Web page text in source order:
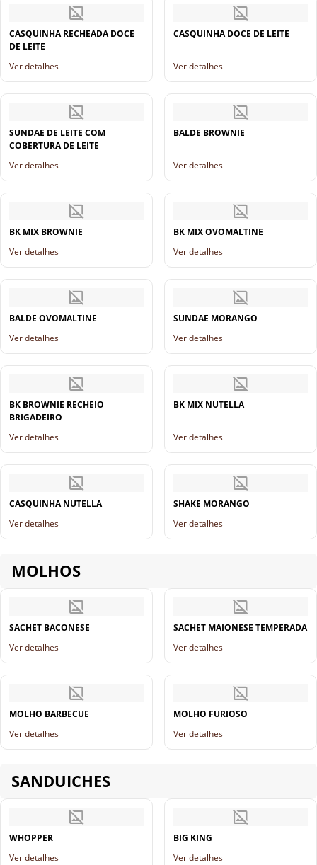
CASQUINHA RECHEADA DOCE
DE LEITE
Ver detalhes
CASQUINHA DOCE DE LEITE
Ver detalhes
SUNDAE DE LEITE COM
COBERTURA DE LEITE
Ver detalhes
BALDE BROWNIE
Ver detalhes
BK MIX BROWNIE
Ver detalhes
BK MIX OVOMALTINE
Ver detalhes
BALDE OVOMALTINE
Ver detalhes
SUNDAE MORANGO
Ver detalhes
BK BROWNIE RECHEIO
BRIGADEIRO
Ver detalhes
BK MIX NUTELLA
Ver detalhes
CASQUINHA NUTELLA
Ver detalhes
SHAKE MORANGO
Ver detalhes
MOLHOS
SACHET BACONESE
Ver detalhes
SACHET MAIONESE TEMPERADA
Ver detalhes
MOLHO BARBECUE
Ver detalhes
MOLHO FURIOSO
Ver detalhes
SANDUICHES
WHOPPER
Ver detalhes
BIG KING
Ver detalhes